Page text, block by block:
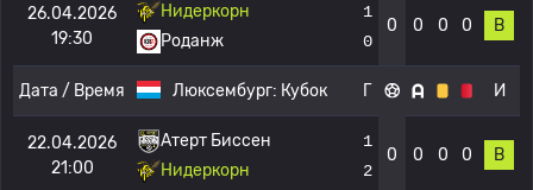
26.04.2026
19:30
Нидеркорн
Роданж
1
0
0 0 0 0 В
Дата / Время Люксембург: Кубок Г И
22.04.2026
21:00
Атерт Биссен
Нидеркорн
1
2
0 0 0 0 В